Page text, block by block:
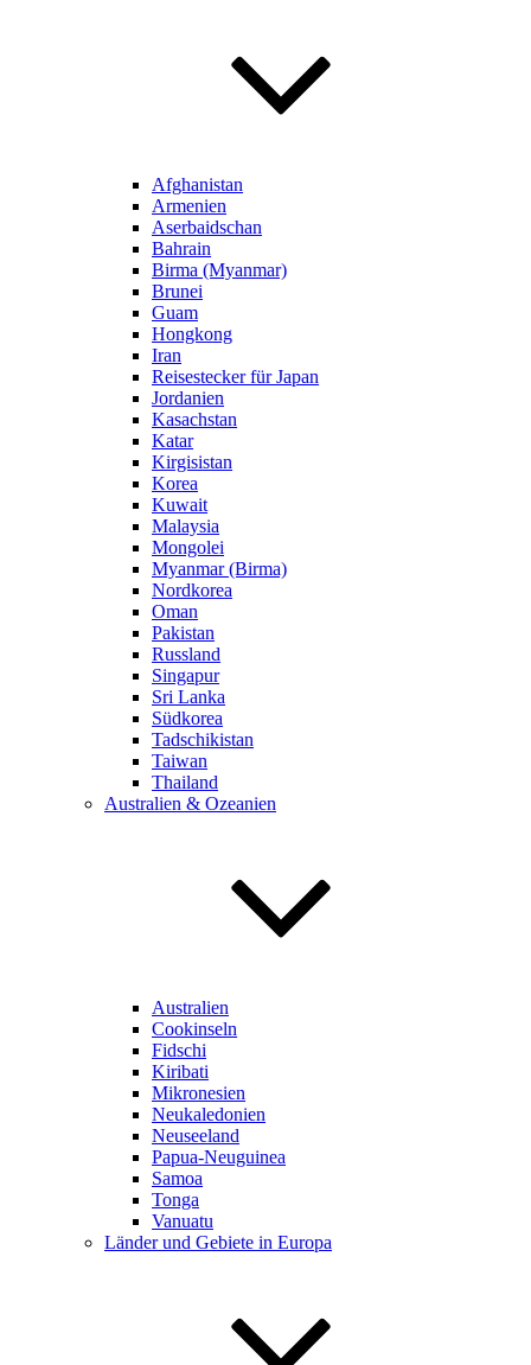
Afghanistan
Armenien
Aserbaidschan
Bahrain
Birma (Myanmar)
Brunei
Guam
Hongkong
Iran
Reisestecker für Japan
Jordanien
Kasachstan
Katar
Kirgisistan
Korea
Kuwait
Malaysia
Mongolei
Myanmar (Birma)
Nordkorea
Oman
Pakistan
Russland
Singapur
Sri Lanka
Südkorea
Tadschikistan
Taiwan
Thailand
Australien & Ozeanien
Australien
Cookinseln
Fidschi
Kiribati
Mikronesien
Neukaledonien
Neuseeland
Papua-Neuguinea
Samoa
Tonga
Vanuatu
Länder und Gebiete in Europa